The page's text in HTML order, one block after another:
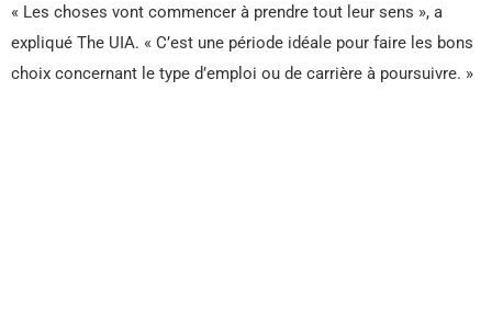
« Les choses vont commencer à prendre tout leur sens », a
expliqué The UIA. « C’est une période idéale pour faire les bons
choix concernant le type d’emploi ou de carrière à poursuivre. »